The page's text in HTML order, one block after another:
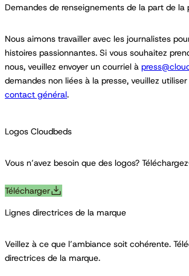
Demandes de renseignements de la part de la
Nous aimons travailler avec les journalistes
histoires passionnantes. Si vous souhaitez
nous, veuillez envoyer un courriel à
demandes non liées à la presse, veuillez
contact général.
Logos Cloudbeds
Vous n’avez besoin que des logos?
Télécharger
Lignes directrices de la marque
Veillez à ce que l’ambiance soit cohérente.
directrices de la marque.